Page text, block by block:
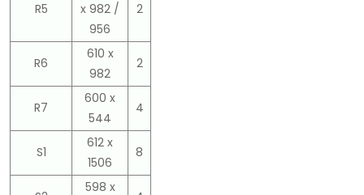
R5
x 982 /
956
2
R6
610 x
982
2
R7
600 x
544
4
S1
612 x
1506
8
598 x